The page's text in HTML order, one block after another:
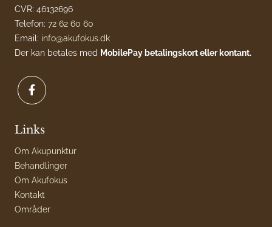
CVR: 46132696
Telefon: 72 62 60 60
Email: info@akufokus.dk
Der kan betales med MobilePay betalingskort eller kontant.
Links
Om Akupunktur
Behandlinger
Om Akufokus
Kontakt
Områder